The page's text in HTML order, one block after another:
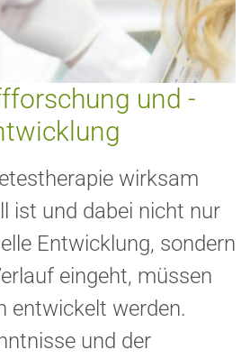
und -
wirksam
ist und dabei nicht nur
Entwicklung, sondern
eingeht, müssen
entwickelt werden.
und der